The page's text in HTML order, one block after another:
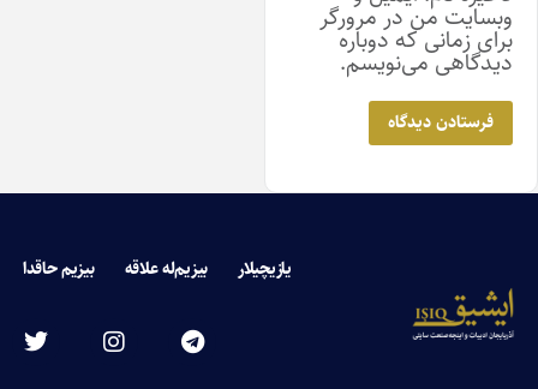
من در مرورگر
زمانی که دوباره
می‌نویسم.
یازیچیلار بیزیم‌له علاقه بیزیم حاقدا